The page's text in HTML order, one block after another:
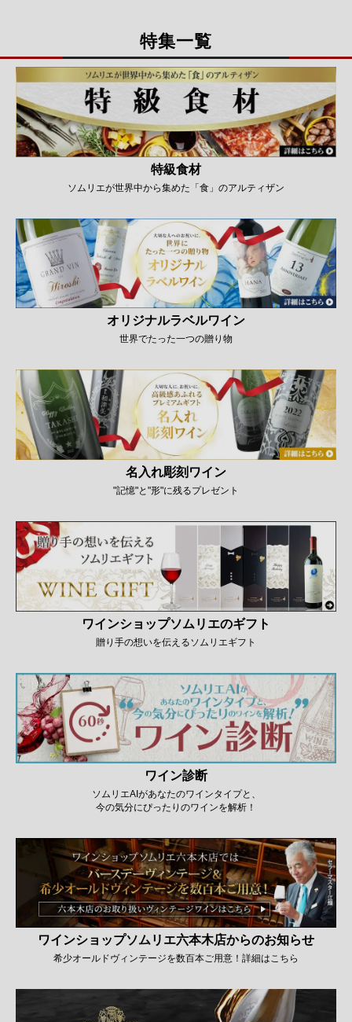
特集一覧
特級食材
ソムリエが世界中から集めた「食」のアルティザン
オリジナルラベルワイン
世界でたった一つの贈り物
名入れ彫刻ワイン
"記憶"と"形"に残るプレゼント
ワインショップソムリエのギフト
贈り手の想いを伝えるソムリエギフト
ワイン診断
ソムリエAIがあなたのワインタイプと、
今の気分にぴったりのワインを解析！
ワインショップソムリエ六本木店からのお知らせ
希少オールドヴィンテージを数百本ご用意！詳細はこちら